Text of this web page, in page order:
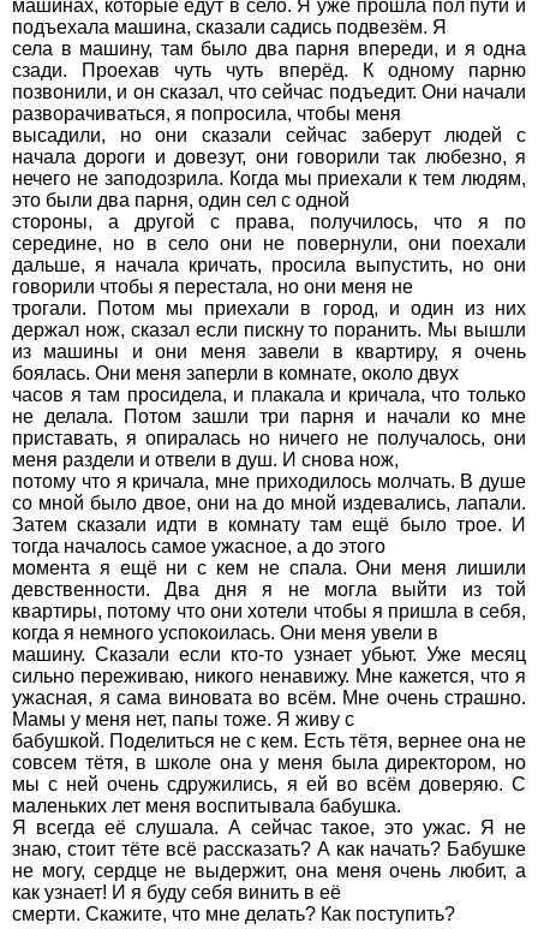
машинах, которые едут в село. Я уже прошла пол пути и
подъехала машина, сказали садись подвезём. Я
села в машину, там было два парня впереди, и я одна
сзади. Проехав чуть чуть вперёд. К одному парню
позвонили, и он сказал, что сейчас подъедит. Они начали
разворачиваться, я попросила, чтобы меня
высадили, но они сказали сейчас заберут людей с
начала дороги и довезут, они говорили так любезно, я
нечего не заподозрила. Когда мы приехали к тем людям,
это были два парня, один сел с одной
стороны, а другой с права, получилось, что я по
середине, но в село они не повернули, они поехали
дальше, я начала кричать, просила выпустить, но они
говорили чтобы я перестала, но они меня не
трогали. Потом мы приехали в город, и один из них
держал нож, сказал если пискну то поранить. Мы вышли
из машины и они меня завели в квартиру, я очень
боялась. Они меня заперли в комнате, около двух
часов я там просидела, и плакала и кричала, что только
не делала. Потом зашли три парня и начали ко мне
приставать, я опиралась но ничего не получалось, они
меня раздели и отвели в душ. И снова нож,
потому что я кричала, мне приходилось молчать. В душе
со мной было двое, они на до мной издевались, лапали.
Затем сказали идти в комнату там ещё было трое. И
тогда началось самое ужасное, а до этого
момента я ещё ни с кем не спала. Они меня лишили
девственности. Два дня я не могла выйти из той
квартиры, потому что они хотели чтобы я пришла в себя,
когда я немного успокоилась. Они меня увели в
машину. Сказали если кто-то узнает убьют. Уже месяц
сильно переживаю, никого ненавижу. Мне кажется, что я
ужасная, я сама виновата во всём. Мне очень страшно.
Мамы у меня нет, папы тоже. Я живу с
бабушкой. Поделиться не с кем. Есть тётя, вернее она не
совсем тётя, в школе она у меня была директором, но
мы с ней очень сдружились, я ей во всём доверяю. С
маленьких лет меня воспитывала бабушка.
Я всегда её слушала. А сейчас такое, это ужас. Я не
знаю, стоит тёте всё рассказать? А как начать? Бабушке
не могу, сердце не выдержит, она меня очень любит, а
как узнает! И я буду себя винить в её
смерти. Скажите, что мне делать? Как поступить?